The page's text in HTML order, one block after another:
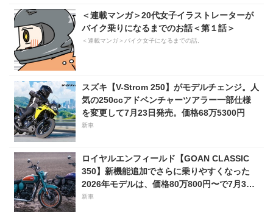
＜連載マンガ＞20代女子イラストレーターが
バイク乗りになるまでのお話＜第１話＞
＜連載マンガ＞バイク女子になるまでの話,
スズキ【V-Strom 250】がモデルチェンジ。人
気の250ccアドベンチャーツアラー一部仕様
を変更して7月23日発売。価格68万5300円
新車
ロイヤルエンフィールド【GOAN CLASSIC
350】新機能追加でさらに乗りやすくなった
2026年モデルは、価格80万800円〜で7月31
日発売！
新車